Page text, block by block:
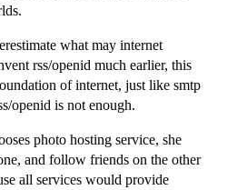
what may internet
rss/openid much earlier, this
of internet, just like smtp
openid is not enough.
photo hosting service, she
and follow friends on the other
all services would provide